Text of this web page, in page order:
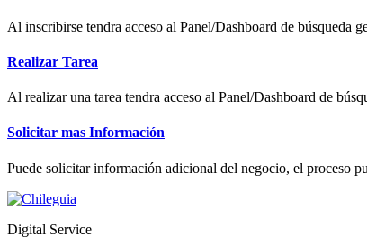
Al inscribirse tendra acceso al Panel/Dashboard de búsqueda
Realizar Tarea
Al realizar una tarea tendra acceso al Panel/Dashboard de
Solicitar mas Información
Puede solicitar información adicional del negocio, el proceso
Digital Service